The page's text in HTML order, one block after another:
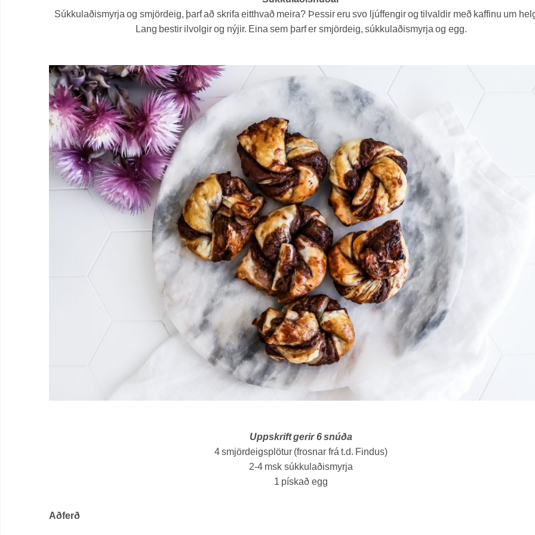
Súkkulaðismyrja og smjördeig, þarf að skrifa eitthvað meira? Þessir eru svo ljúffengir og tilvaldir með kaffinu um
Lang bestir ilvolgir og nýjir. Eina sem þarf er smjördeig, súkkulaðismyrja og egg.
Uppskrift gerir 6 snúða
4 smjördeigsplötur (frosnar frá t.d. Findus)
2-4 msk súkkulaðismyrja
1 pískað egg
Aðferð